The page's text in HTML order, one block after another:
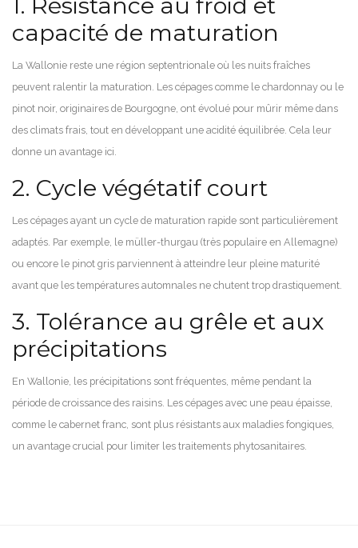
capacité de maturation
La Wallonie reste une région septentrionale où les nuits fraîches
peuvent ralentir la maturation. Les cépages comme le chardonnay ou le
pinot noir, originaires de Bourgogne, ont évolué pour mûrir même dans
des climats frais, tout en développant une acidité équilibrée. Cela leur
donne un avantage ici.
2. Cycle végétatif court
Les cépages ayant un cycle de maturation rapide sont particulièrement
adaptés. Par exemple, le müller-thurgau (très populaire en Allemagne)
ou encore le pinot gris parviennent à atteindre leur pleine maturité
avant que les températures automnales ne chutent trop drastiquement.
3. Tolérance au grêle et aux
précipitations
En Wallonie, les précipitations sont fréquentes, même pendant la
période de croissance des raisins. Les cépages avec une peau épaisse,
comme le cabernet franc, sont plus résistants aux maladies fongiques,
un avantage crucial pour limiter les traitements phytosanitaires.